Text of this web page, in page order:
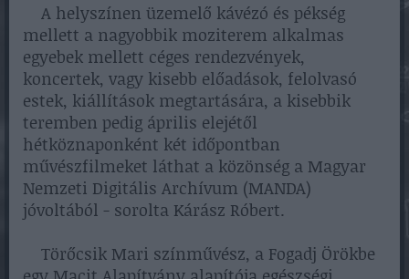
A helyszínen üzemelő kávézó és pékség
mellett a nagyobbik moziterem alkalmas
egyebek mellett céges rendezvények,
koncertek, vagy kisebb előadások, felolvasó
estek, kiállítások megtartására, a kisebbik
teremben pedig április elejétől
hétköznaponként két időpontban
művészfilmeket láthat a közönség a Magyar
Nemzeti Digitális Archívum (MANDA)
jóvoltából - sorolta Kárász Róbert.
Törőcsik Mari színművész, a Fogadj Örökbe